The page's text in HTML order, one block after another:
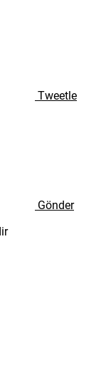
Tweetle
Gönder